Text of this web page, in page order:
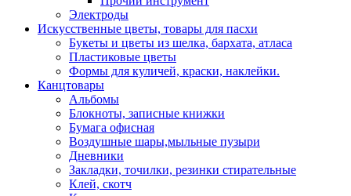
Электроды
Искусственные цветы, товары для пасхи
Букеты и цветы из шелка, бархата, атласа
Пластиковые цветы
Формы для куличей, краски, наклейки.
Канцтовары
Альбомы
Блокноты, записные книжки
Бумага офисная
Воздушные шары,мыльные пузыри
Дневники
Закладки, точилки, резинки стирательные
Клей, скотч